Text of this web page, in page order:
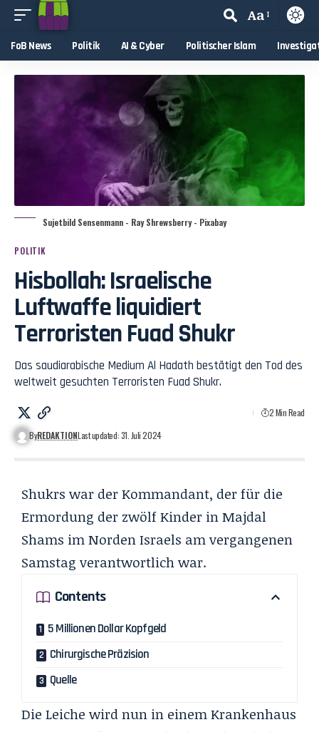
Aa
FoB News Politik AI & Cyber Politischer Islam
Sujetbild Sensenmann - Ray Shrewsberry - Pixabay
POLITIK
Hisbollah: Israelische
Luftwaffe liquidiert
Terroristen Fuad Shukr
Das saudiarabische Medium Al Hadath bestätigt den Tod des
weltweit gesuchten Terroristen Fuad Shukr.
ByREDAKTIONLast updated: 31. Juli 2024
2 Min Read
Shukrs war der Kommandant, der für die
Ermordung der zwölf Kinder in Majdal
Shams im Norden Israels am vergangenen
Samstag verantwortlich war.
Contents
5 Millionen Dollar Kopfgeld
Chirurgische Präzision
Quelle
Die Leiche wird nun in einem Krankenhaus